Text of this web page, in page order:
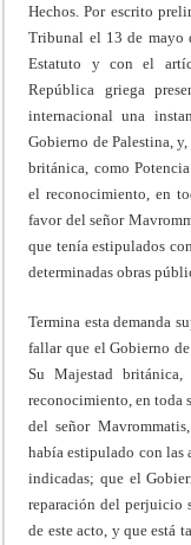
Hechos. Por escrito
Tribunal el 13 de mayo
Estatuto y con el
República griega
internacional una
Gobierno de Palestina,
británica, como Potencia
el reconocimiento, en
favor del señor
que tenía estipulados
determinadas obras
Termina esta demanda
fallar que el Gobierno
Su Majestad
reconocimiento, en toda
del señor
había estipulado con las
indicadas; que el
reparación del perjuicio
de este acto, y que está